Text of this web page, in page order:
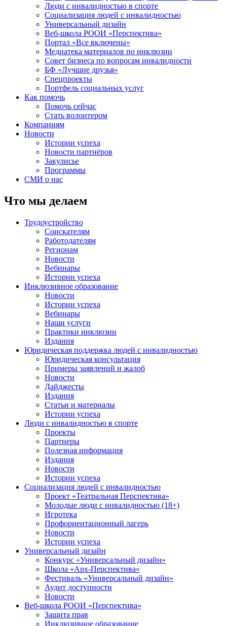
Люди с инвалидностью в спорте
Социализация людей с инвалидностью
Универсальный дизайн
Веб-школа РООИ «Перспектива»
Портал «Все включены»
Медиатека материалов по инклюзии
Совет бизнеса по вопросам инвалидности
БФ «Лучшие друзья»
Спецпроекты
Портфель социальных услуг
Как помочь
Помочь сейчас
Стать волонтером
Компаниям
Новости
Истории успеха
Новости партнёров
Закулисье
Программы
СМИ о нас
Что мы делаем
Трудоустройство
Соискателям
Работодателям
Регионам
Новости
Вебинары
Истории успеха
Инклюзивное образование
Новости
Истории успеха
Вебинары
Наши услуги
Практики инклюзии
Издания
Юридическая поддержка людей с инвалидностью
Юридическая консультация
Примеры заявлений и жалоб
Новости
Дайджесты
Издания
Статьи и материалы
Истории успеха
Люди с инвалидностью в спорте
Проекты
Партнеры
Полезная информация
Издания
Новости
Истории успеха
Социализация людей с инвалидностью
Проект «Театральная Перспектива»
Молодые люди с инвалидностью (18+)
Игротека
Профориентационный лагерь
Новости
Истории успеха
Универсальный дизайн
Конкурс «Универсальный дизайн»
Школа «Арх-Перспектива»
Фестиваль «Универсальный дизайн»
Аудит доступности
Новости
Веб-школа РООИ «Перспектива»
Защита прав
Инклюзивное образование